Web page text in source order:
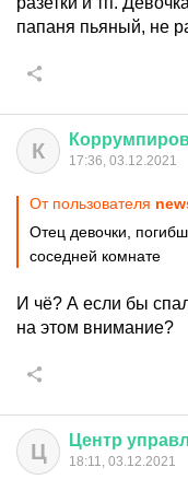
папаня пьяный, не
К 17:36, 03.12.2021
От пользователя
Отец девочки,
соседней комнате
И чё? А если бы
на этом внимание?
Ц Центр
18:11, 03.12.2021